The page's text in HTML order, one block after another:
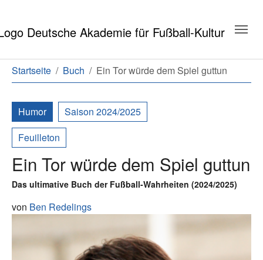
Sie sind hier:
Startseite Buch Ein Tor würde dem Spiel guttun
Humor
Saison 2024/2025
Feuilleton
Ein Tor würde dem Spiel guttun
Das ultimative Buch der Fußball-Wahrheiten (2024/2025)
von Ben Redelings